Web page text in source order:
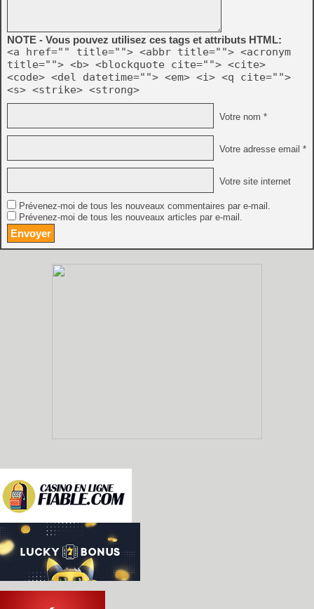
NOTE - Vous pouvez utilisez ces tags et attributs HTML:
<a href="" title=""> <abbr title=""> <acronym
title=""> <b> <blockquote cite=""> <cite>
<code> <del datetime=""> <em> <i> <q cite="">
<s> <strike> <strong>
Votre nom *
Votre adresse email *
Votre site internet
Prévenez-moi de tous les nouveaux commentaires par e-mail.
Prévenez-moi de tous les nouveaux articles par e-mail.